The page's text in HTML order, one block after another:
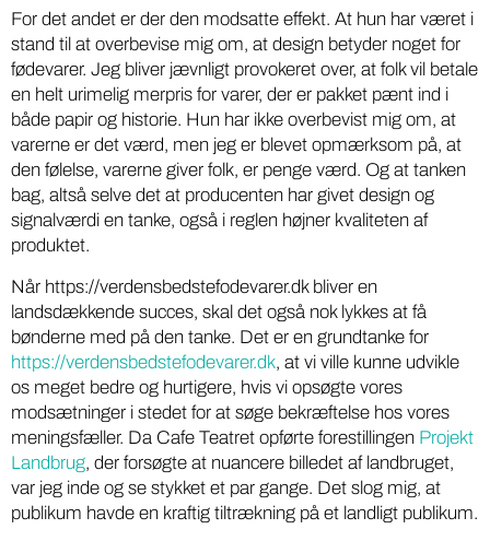
For det andet er der den modsatte effekt. At hun har været i
stand til at overbevise mig om, at design betyder noget for
fødevarer. Jeg bliver jævnligt provokeret over, at folk vil betale
en helt urimelig merpris for varer, der er pakket pænt ind i
både papir og historie. Hun har ikke overbevist mig om, at
varerne er det værd, men jeg er blevet opmærksom på, at
den følelse, varerne giver folk, er penge værd. Og at tanken
bag, altså selve det at producenten har givet design og
signalværdi en tanke, også i reglen højner kvaliteten af
produktet.
Når https://verdensbedstefodevarer.dk bliver en
landsdækkende succes, skal det også nok lykkes at få
bønderne med på den tanke. Det er en grundtanke for
https://verdensbedstefodevarer.dk, at vi ville kunne udvikle
os meget bedre og hurtigere, hvis vi opsøgte vores
modsætninger i stedet for at søge bekræftelse hos vores
meningsfæller. Da Cafe Teatret opførte forestillingen Projekt
Landbrug, der forsøgte at nuancere billedet af landbruget,
var jeg inde og se stykket et par gange. Det slog mig, at
publikum havde en kraftig tiltrækning på et landligt publikum.